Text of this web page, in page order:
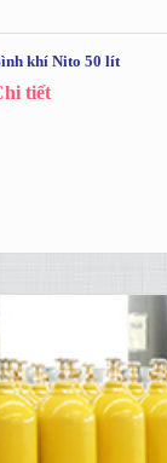
khí Nito 50 lít
tiết